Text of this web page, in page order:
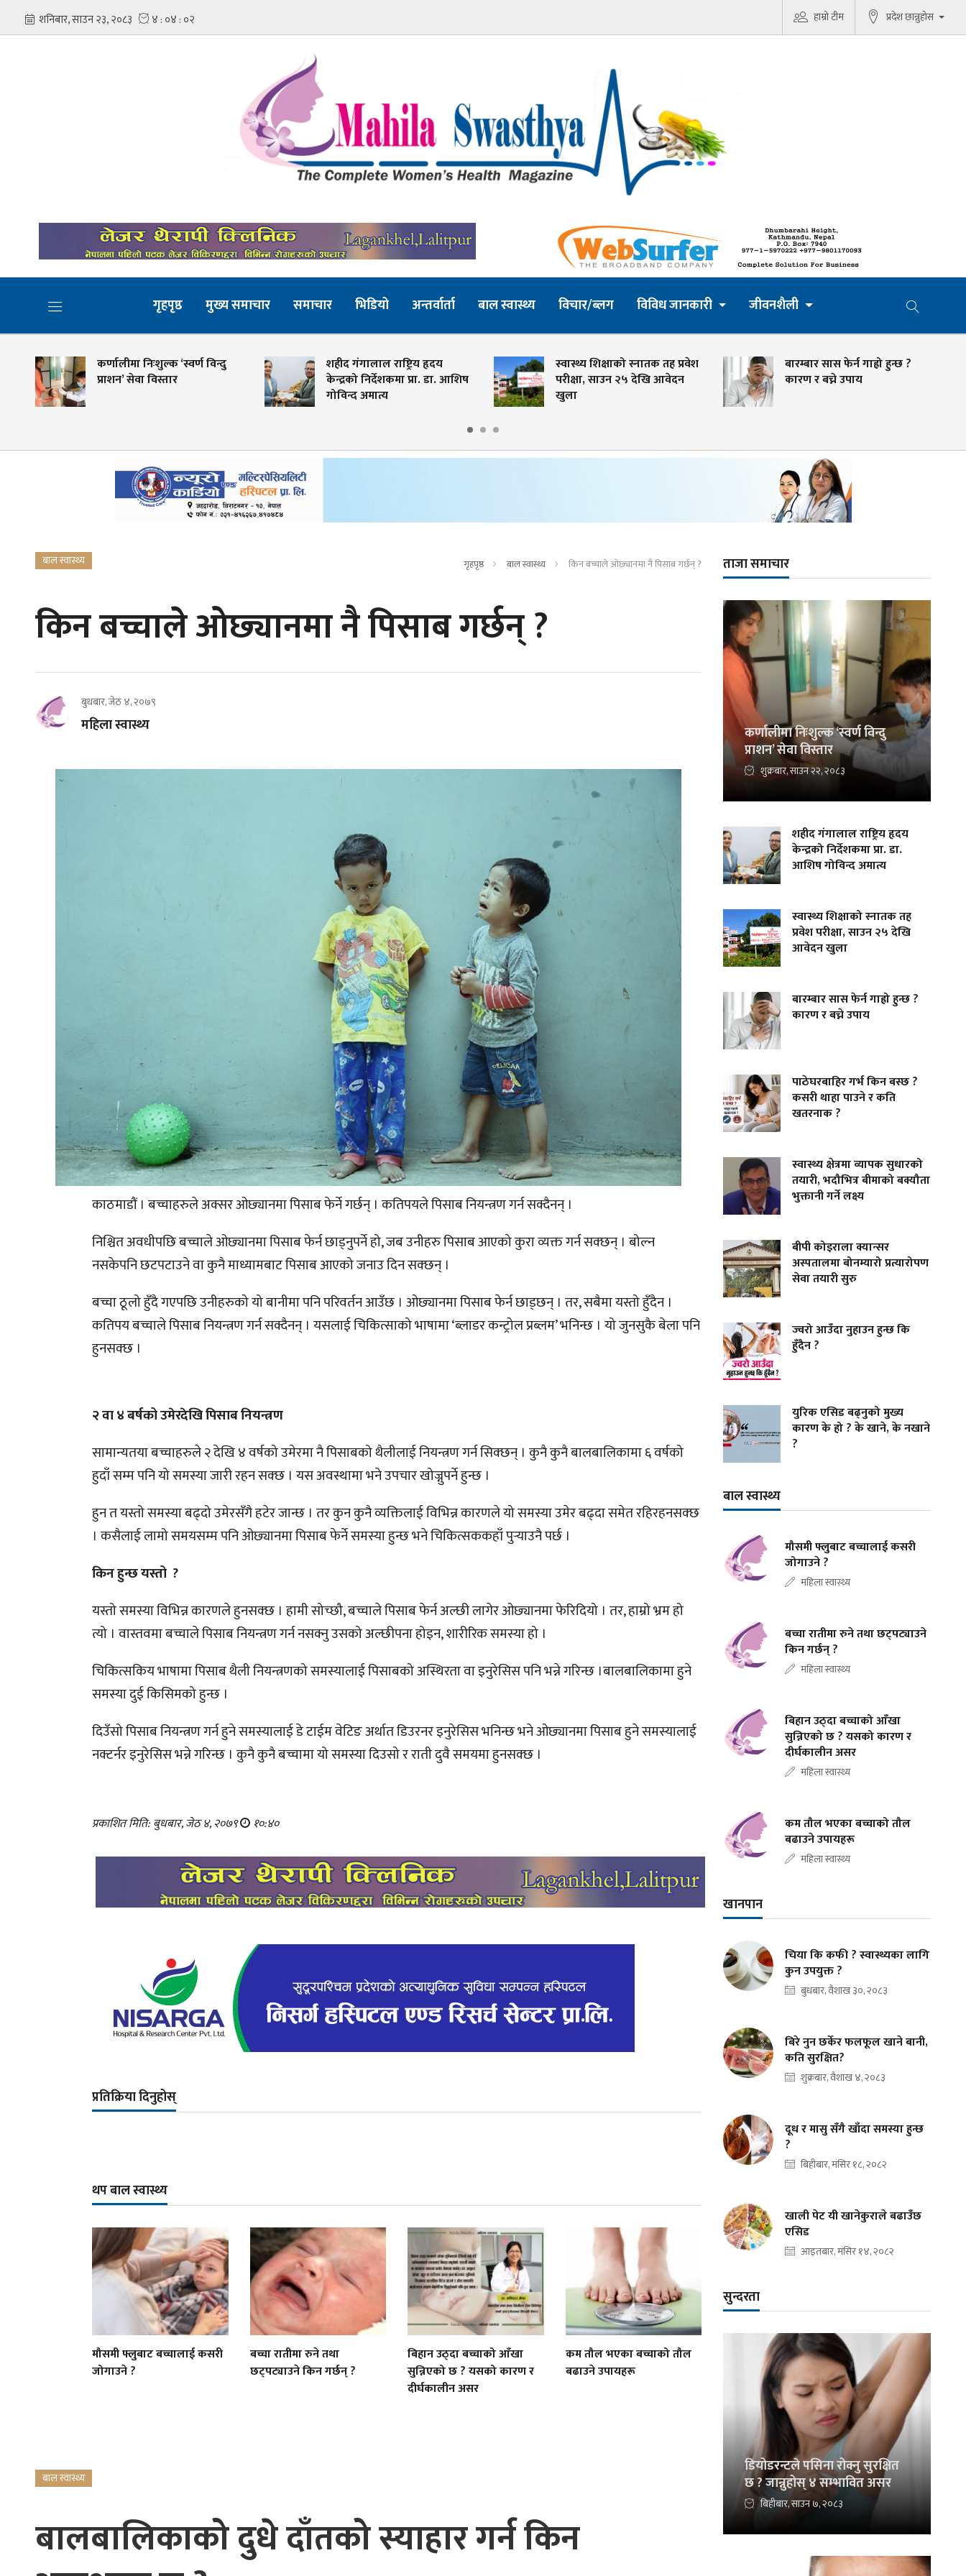
हाम्रो टीम प्रदेश छान्नुहोस
गृहपृष्ठ मुख्य समाचार समाचार भिडियो अन्तर्वार्ता बाल स्वास्थ्य विचार/ब्लग विविध जानकारी जीवनशैली
कर्णालीमा निःशुल्क ‘स्वर्ण विन्दु
प्राशन’ सेवा विस्तार
शहीद गंगालाल राष्ट्रिय हृदय
केन्द्रको निर्देशकमा प्रा. डा. आशिष
गोविन्द अमात्य
स्वास्थ्य शिक्षाको स्नातक तह प्रवेश
परीक्षा, साउन २५ देखि आवेदन
खुला
बारम्बार सास फेर्न गाह्रो हुन्छ ?
कारण र बच्ने उपाय
बाल स्वास्थ्य गृहपृष्ठ बाल स्वास्थ्य किन बच्चाले ओछ्यानमा नै पिसाब गर्छन् ?
किन बच्चाले ओछ्यानमा नै पिसाब गर्छन् ?
बुधबार, जेठ ४, २०७९
महिला स्वास्थ्य
काठमाडौं । बच्चाहरुले अक्सर ओछ्यानमा पिसाब फेर्ने गर्छन् । कतिपयले पिसाब नियन्त्रण गर्न सक्दैनन् ।
निश्चित अवधीपछि बच्चाले ओछ्यानमा पिसाब फेर्न छाड्नुपर्ने हो, जब उनीहरु पिसाब आएको कुरा व्यक्त गर्न सक्छन् । बोल्न
नसकेपनि छटपटाउने वा कुनै माध्यामबाट पिसाब आएको जनाउ दिन सक्छन् ।
बच्चा ठूलो हुँदै गएपछि उनीहरुको यो बानीमा पनि परिवर्तन आउँछ । ओछ्यानमा पिसाब फेर्न छाड्छन् । तर, सबैमा यस्तो हुँदैन ।
कतिपय बच्चाले पिसाब नियन्त्रण गर्न सक्दैनन् । यसलाई चिकित्साको भाषामा ‘ब्लाडर कन्ट्रोल प्रब्लम’ भनिन्छ । यो जुनसुकै बेला पनि
हुनसक्छ ।
२ वा ४ बर्षको उमेरदेखि पिसाब नियन्त्रण
सामान्यतया बच्चाहरुले २ देखि ४ वर्षको उमेरमा नै पिसाबको थैलीलाई नियन्त्रण गर्न सिक्छन् । कुनै कुनै बालबालिकामा ६ वर्षको
हुदाँ सम्म पनि यो समस्या जारी रहन सक्छ । यस अवस्थामा भने उपचार खोज्नुपर्ने हुन्छ ।
हुन त यस्तो समस्या बढ्दो उमेरसँगै हटेर जान्छ । तर कुन कुनै व्यक्तिलाई विभिन्न कारणले यो समस्या उमेर बढ्दा समेत रहिरहनसक्छ
। कसैलाई लामो समयसम्म पनि ओछ्यानमा पिसाब फेर्ने समस्या हुन्छ भने चिकित्सककहाँ पुर्‍याउनै पर्छ ।
किन हुन्छ यस्तो ?
यस्तो समस्या विभिन्न कारणले हुनसक्छ । हामी सोच्छौ, बच्चाले पिसाब फेर्न अल्छी लागेर ओछ्यानमा फेरिदियो । तर, हाम्रो भ्रम हो
त्यो । वास्तवमा बच्चाले पिसाब नियन्त्रण गर्न नसक्नु उसको अल्छीपना होइन, शारीरिक समस्या हो ।
चिकित्सकिय भाषामा पिसाब थैली नियन्त्रणको समस्यालाई पिसाबको अस्थिरता वा इनुरेसिस पनि भन्ने गरिन्छ ।बालबालिकामा हुने
समस्या दुई किसिमको हुन्छ ।
दिउँसो पिसाब नियन्त्रण गर्न हुने समस्यालाई डे टाईम वेटिङ अर्थात डिउरनर इनुरेसिस भनिन्छ भने ओछ्यानमा पिसाब हुने समस्यालाई
नक्टर्नर इनुरेसिस भन्ने गरिन्छ । कुनै कुनै बच्चामा यो समस्या दिउसो र राती दुवै समयमा हुनसक्छ ।
प्रकाशित मिति: बुधबार, जेठ ४, २०७९ १०:४०
प्रतिक्रिया दिनुहोस्
थप बाल स्वास्थ्य
मौसमी फ्लुबाट बच्चालाई कसरी
जोगाउने ?
बच्चा रातीमा रुने तथा
छट्पट्याउने किन गर्छन् ?
बिहान उठ्दा बच्चाको आँखा
सुन्निएको छ ? यसको कारण र
दीर्घकालीन असर
कम तौल भएका बच्चाको तौल
बढाउने उपायहरू
बाल स्वास्थ्य
बालबालिकाको दुधे दाँतको स्याहार गर्न किन
ताजा समाचार
कर्णालीमा निःशुल्क ‘स्वर्ण विन्दु
प्राशन’ सेवा विस्तार
शुक्रबार, साउन २२, २०८३
शहीद गंगालाल राष्ट्रिय हृदय
केन्द्रको निर्देशकमा प्रा. डा.
आशिष गोविन्द अमात्य
स्वास्थ्य शिक्षाको स्नातक तह
प्रवेश परीक्षा, साउन २५ देखि
आवेदन खुला
बारम्बार सास फेर्न गाह्रो हुन्छ ?
कारण र बच्ने उपाय
पाठेघरबाहिर गर्भ किन बस्छ ?
कसरी थाहा पाउने र कति
खतरनाक ?
स्वास्थ्य क्षेत्रमा व्यापक सुधारको
तयारी, भदौभित्र बीमाको बक्यौता
भुक्तानी गर्ने लक्ष्य
बीपी कोइराला क्यान्सर
अस्पतालमा बोनम्यारो प्रत्यारोपण
सेवा तयारी सुरु
ज्वरो आउँदा नुहाउन हुन्छ कि
हुँदैन ?
युरिक एसिड बढ्नुको मुख्य
कारण के हो ? के खाने, के नखाने
?
बाल स्वास्थ्य
मौसमी फ्लुबाट बच्चालाई कसरी
जोगाउने ?
महिला स्वास्थ्य
बच्चा रातीमा रुने तथा छट्पट्याउने
किन गर्छन् ?
महिला स्वास्थ्य
बिहान उठ्दा बच्चाको आँखा
सुन्निएको छ ? यसको कारण र
दीर्घकालीन असर
महिला स्वास्थ्य
कम तौल भएका बच्चाको तौल
बढाउने उपायहरू
महिला स्वास्थ्य
खानपान
चिया कि कफी ? स्वास्थ्यका लागि
कुन उपयुक्त ?
बुधबार, वैशाख ३०, २०८३
बिरे नुन छर्केर फलफूल खाने बानी,
कति सुरक्षित?
शुक्रबार, वैशाख ४, २०८३
दूध र मासु सँगै खाँदा समस्या हुन्छ
?
बिहीबार, मंसिर १८, २०८२
खाली पेट यी खानेकुराले बढाउँछ
एसिड
आइतबार, मंसिर १४, २०८२
सुन्दरता
डियोडरन्टले पसिना रोक्नु सुरक्षित
छ ? जान्नुहोस् ४ सम्भावित असर
बिहीबार, साउन ७, २०८३